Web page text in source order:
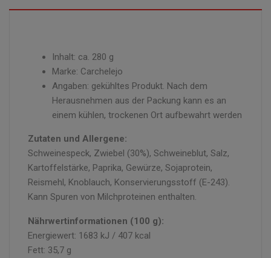
Inhalt: ca. 280 g
Marke: Carchelejo
Angaben: gekühltes Produkt. Nach dem
Herausnehmen aus der Packung kann es an
einem kühlen, trockenen Ort aufbewahrt werden
Zutaten und Allergene:
Schweinespeck, Zwiebel (30%), Schweineblut, Salz,
Kartoffelstärke, Paprika, Gewürze, Sojaprotein,
Reismehl, Knoblauch, Konservierungsstoff (E-243).
Kann Spuren von Milchproteinen enthalten.
Nährwertinformationen (100 g):
Energiewert: 1683 kJ / 407 kcal
Fett: 35,7 g